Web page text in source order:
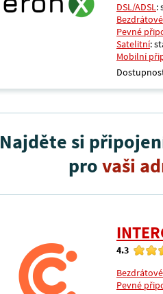
DSL/ADSL:
Pevné
Satelitní:
Mobilní
Najděte si
provaši
4.3
Pevné